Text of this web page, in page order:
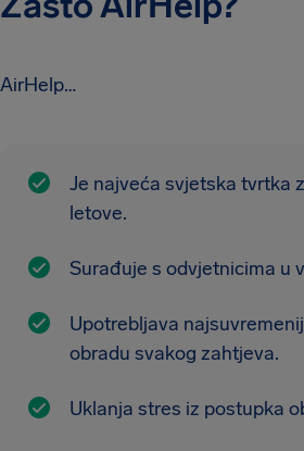
AirHelp…
Je najveća svjetska tvrtka
letove.
Surađuje s odvjetnicima u
Upotrebljava
obradu svakog zahtjeva.
Uklanja stres iz postupka